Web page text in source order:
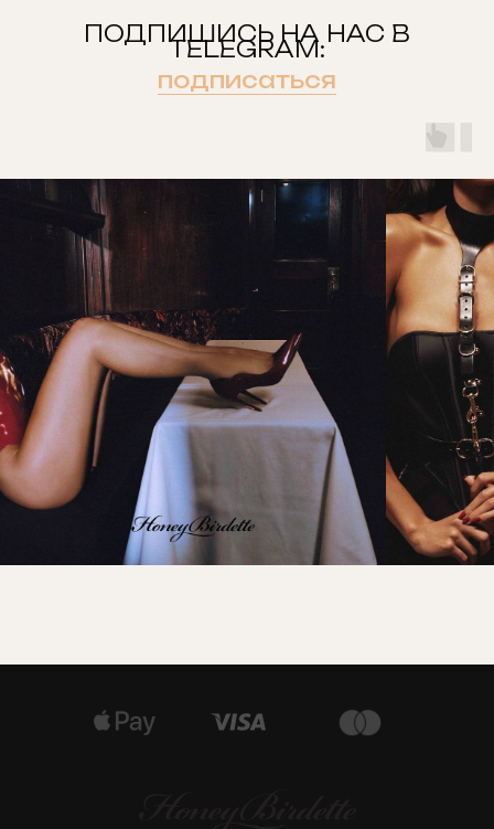
ПОДПИШИСЬ НА НАС В
TELEGRAM:
подписаться